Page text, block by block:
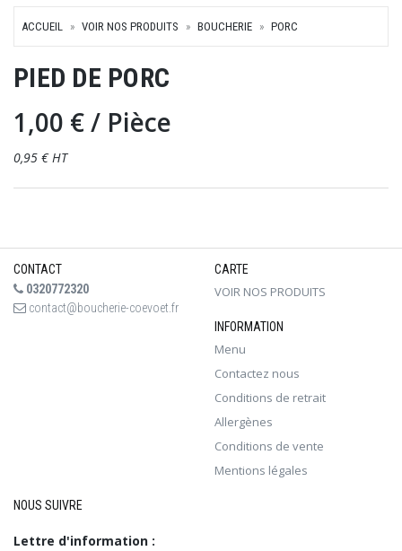
ACCUEIL VOIR NOS PRODUITS BOUCHERIE PORC
PIED DE PORC
1,00 €/ Pièce
0,95 € HT
CONTACT
0320772320
contact@boucherie-coevoet.fr
CARTE
VOIR NOS PRODUITS
INFORMATION
Menu
Contactez nous
Conditions de retrait
Allergènes
Conditions de vente
Mentions légales
NOUS SUIVRE
Lettre d'information :